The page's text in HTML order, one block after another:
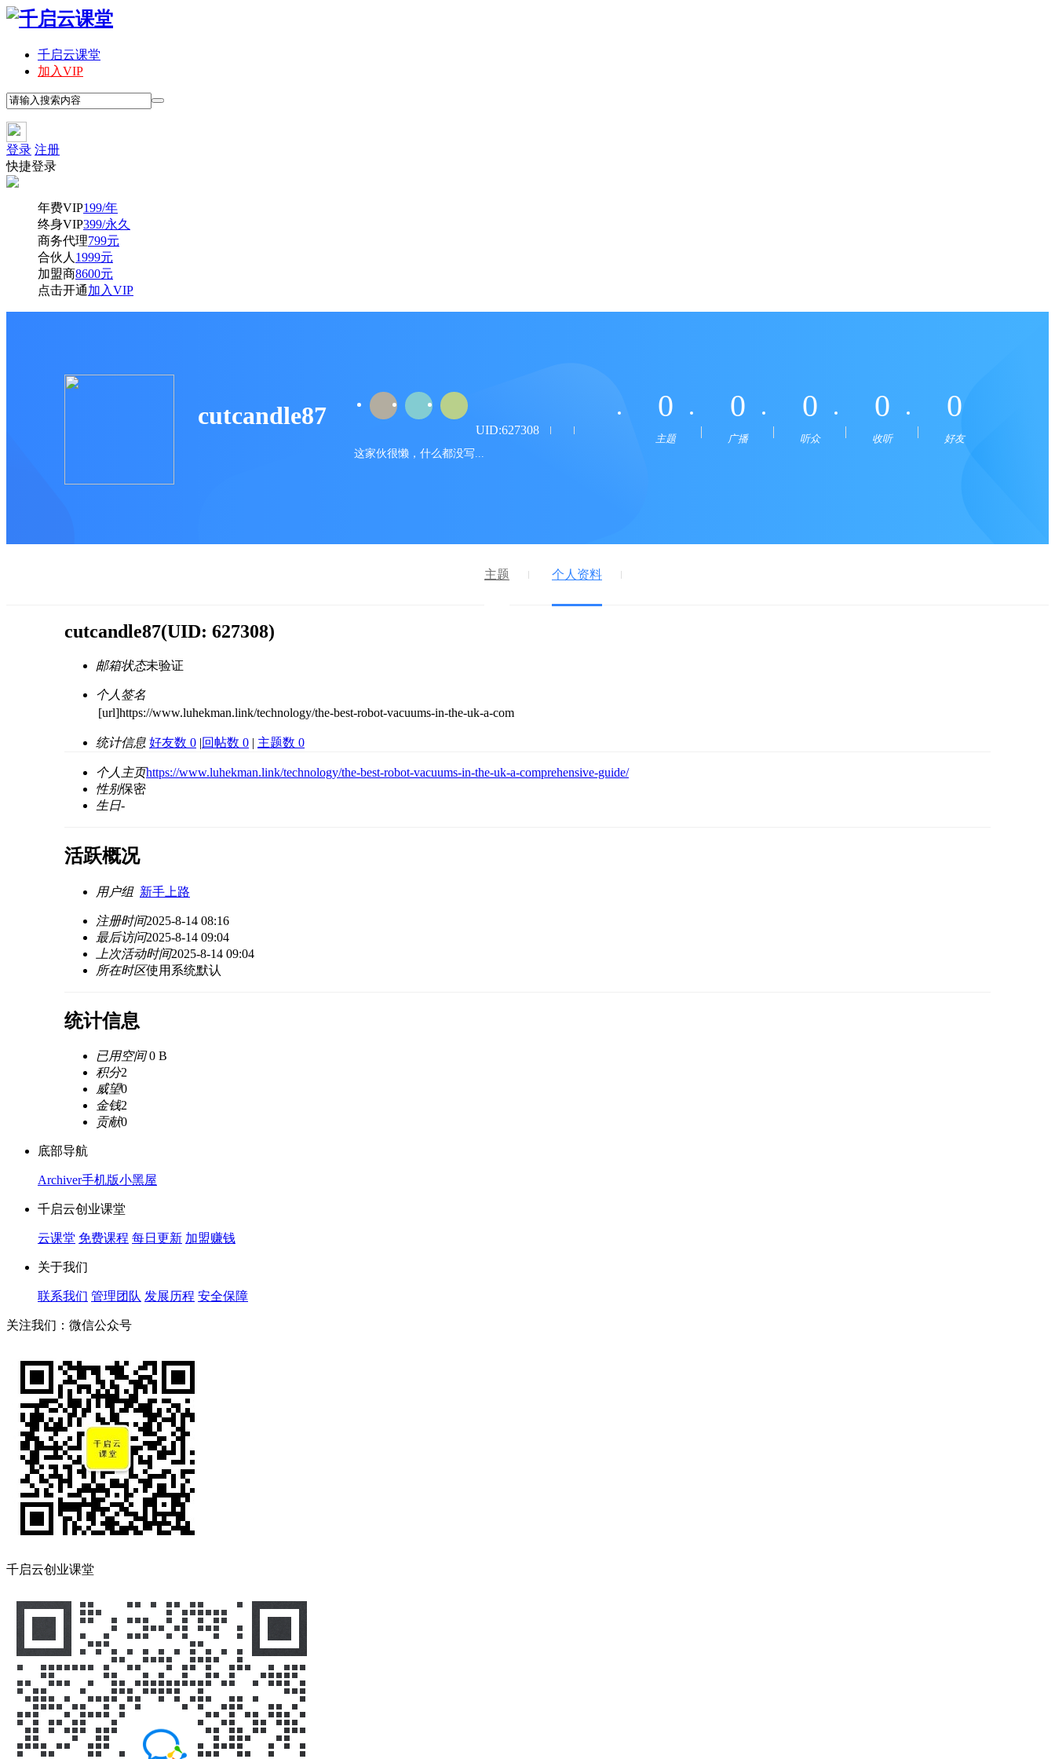
千启云课堂
加入VIP
登录 注册
快捷登录
年费VIP199/年
终身VIP399/永久
商务代理799元
合伙人 1999元
加盟商8600元
点击开通加入VIP
cutcandle87 UID:627308
这家伙很懒，什么都没写...
0
主题
0
广播
0
听众
0
收听
0
好友
主题 个人资料
cutcandle87(UID: 627308)
邮箱状态未验证
个人签名
[url]https://www.luhekman.link/technology/the-best-robot-vacuums-in-the-uk-a-com
统计信息 好友数 0 |回帖数 0 | 主题数 0
个人主页https://www.luhekman.link/technology/the-best-robot-vacuums-in-the-uk-a-comprehensive-guide/
性别保密
生日-
活跃概况
用户组 新手上路
注册时间2025-8-14 08:16
最后访问2025-8-14 09:04
上次活动时间2025-8-14 09:04
所在时区使用系统默认
统计信息
已用空间0 B
积分2
威望0
金钱2
贡献0
底部导航
Archiver手机版小黑屋
千启云创业课堂
云课堂 免费课程 每日更新 加盟赚钱
关于我们
联系我们 管理团队 发展历程 安全保障
关注我们：微信公众号
千启云创业课堂